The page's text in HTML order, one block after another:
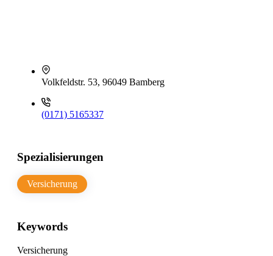
Volkfeldstr. 53, 96049 Bamberg
(0171) 5165337
Spezialisierungen
Versicherung
Keywords
Versicherung